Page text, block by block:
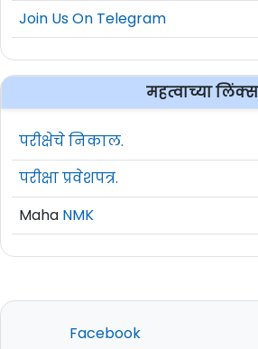
Join Us On Telegram
महत्वाच्या लिंक्स
परीक्षेचे निकाल.
परीक्षा प्रवेशपत्र.
Maha NMK
Facebook